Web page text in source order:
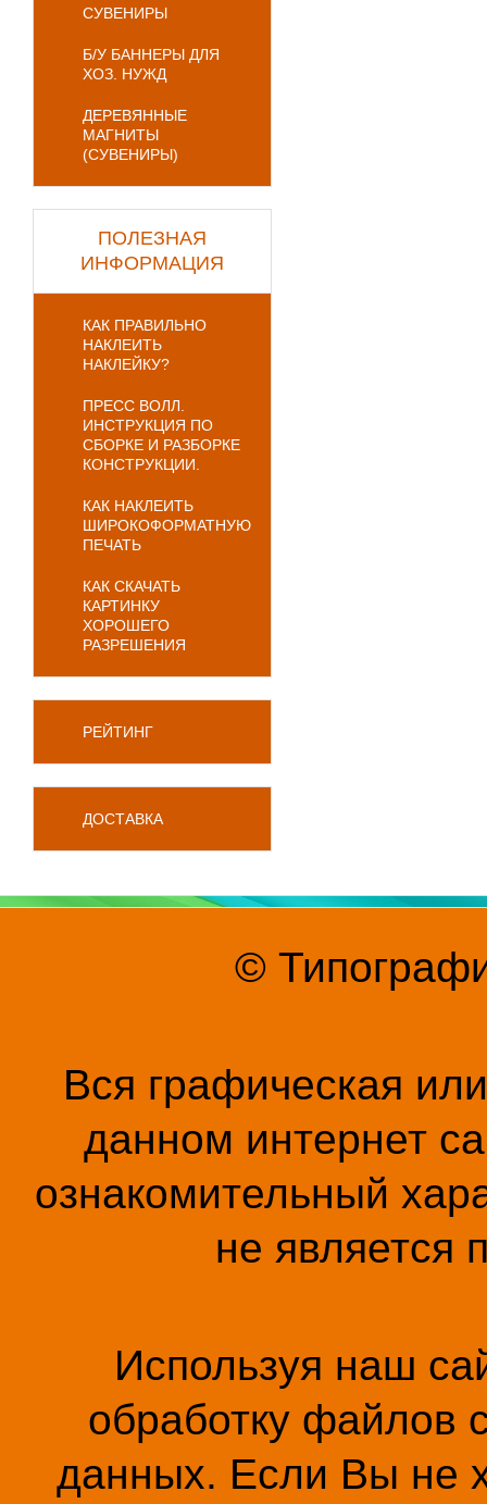
СУВЕНИРЫ
Б/У БАННЕРЫ ДЛЯ
ХОЗ. НУЖД
ДЕРЕВЯННЫЕ
МАГНИТЫ
(СУВЕНИРЫ)
ПОЛЕЗНАЯ
ИНФОРМАЦИЯ
КАК ПРАВИЛЬНО
НАКЛЕИТЬ
НАКЛЕЙКУ?
ПРЕСС ВОЛЛ.
ИНСТРУКЦИЯ ПО
СБОРКЕ И РАЗБОРКЕ
КОНСТРУКЦИИ.
КАК НАКЛЕИТЬ
ШИРОКОФОРМАТНУЮ
ПЕЧАТЬ
КАК СКАЧАТЬ
КАРТИНКУ
ХОРОШЕГО
РАЗРЕШЕНИЯ
РЕЙТИНГ
ДОСТАВКА
©
Вся графическая
данном интернет
ознакомительный
не является
Используя наш
обработку файлов
данных. Если Вы не